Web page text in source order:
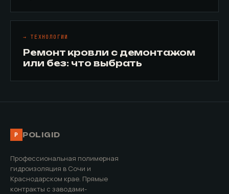
→ ТЕХНОЛОГИИ
Ремонт кровли с демонтажом
или без: что выбрать
P POLIGID
Профессиональная полимерная
гидроизоляция в Сочи и
Краснодарском крае. Прямые
контракты с заводами-